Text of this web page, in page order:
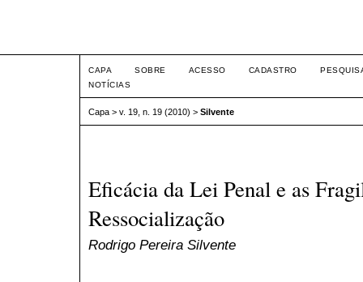
CAPA SOBRE ACESSO CADASTRO
NOTÍCIAS
Capa > v. 19, n. 19 (2010) > Silvente
Eficácia da Lei Penal e as
Ressocialização
Rodrigo Pereira Silvente